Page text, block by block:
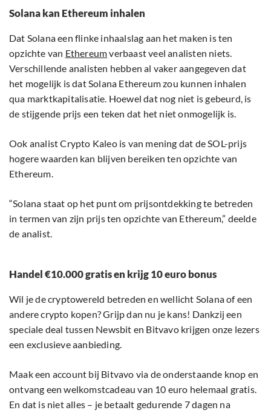
Solana kan Ethereum inhalen
Dat Solana een flinke inhaalslag aan het maken is ten
opzichte van Ethereumverbaast veel analisten niets.
Verschillende analisten hebben al vaker aangegeven dat
het mogelijk is dat Solana Ethereum zou kunnen inhalen
qua marktkapitalisatie. Hoewel dat nog niet is gebeurd, is
de stijgende prijs een teken dat het niet onmogelijk is.
Ook analist Crypto Kaleo is van mening dat de SOL-prijs
hogere waarden kan blijven bereiken ten opzichte van
Ethereum.
“Solana staat op het punt om prijsontdekking te betreden
in termen van zijn prijs ten opzichte van Ethereum,” deelde
de analist.
Handel €10.000 gratis en krijg 10 euro bonus
Wil je de cryptowereld betreden en wellicht Solana of een
andere crypto kopen? Grijp dan nu je kans! Dankzij een
speciale deal tussen Newsbit en Bitvavo krijgen onze lezers
een exclusieve aanbieding.
Maak een account bij Bitvavo via de onderstaande knop en
ontvang een welkomstcadeau van 10 euro helemaal gratis.
En dat is niet alles – je betaalt gedurende 7 dagen na